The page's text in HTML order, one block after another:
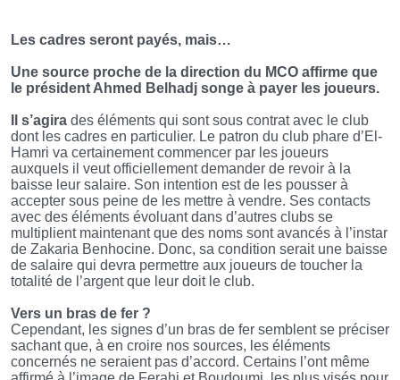
Les cadres seront payés, mais…
Une source proche de la direction du MCO affirme que
le président Ahmed Belhadj songe à payer les joueurs.
Il s’agira des éléments qui sont sous contrat avec le club
dont les cadres en particulier. Le patron du club phare d’El-
Hamri va certainement commencer par les joueurs
auxquels il veut officiellement demander de revoir à la
baisse leur salaire. Son intention est de les pousser à
accepter sous peine de les mettre à vendre. Ses contacts
avec des éléments évoluant dans d’autres clubs se
multiplient maintenant que des noms sont avancés à l’instar
de Zakaria Benhocine. Donc, sa condition serait une baisse
de salaire qui devra permettre aux joueurs de toucher la
totalité de l’argent que leur doit le club.
Vers un bras de fer ?
Cependant, les signes d’un bras de fer semblent se préciser
sachant que, à en croire nos sources, les éléments
concernés ne seraient pas d’accord. Certains l’ont même